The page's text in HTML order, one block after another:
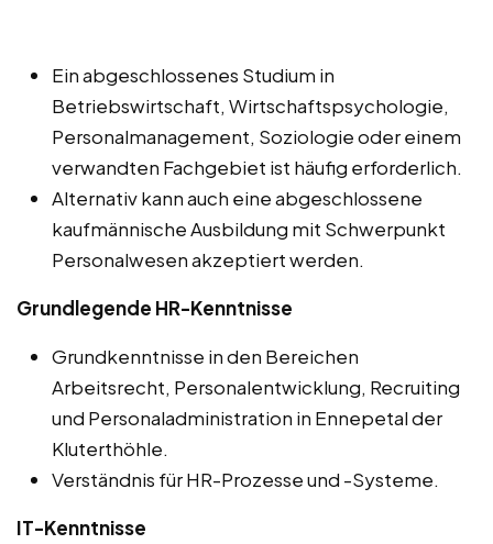
Ein abgeschlossenes Studium in
Betriebswirtschaft, Wirtschaftspsychologie,
Personalmanagement, Soziologie oder einem
verwandten Fachgebiet ist häufig erforderlich.
Alternativ kann auch eine abgeschlossene
kaufmännische Ausbildung mit Schwerpunkt
Personalwesen akzeptiert werden.
Grundlegende HR-Kenntnisse
Grundkenntnisse in den Bereichen
Arbeitsrecht, Personalentwicklung, Recruiting
und Personaladministration in Ennepetal der
Kluterthöhle.
Verständnis für HR-Prozesse und -Systeme.
IT-Kenntnisse